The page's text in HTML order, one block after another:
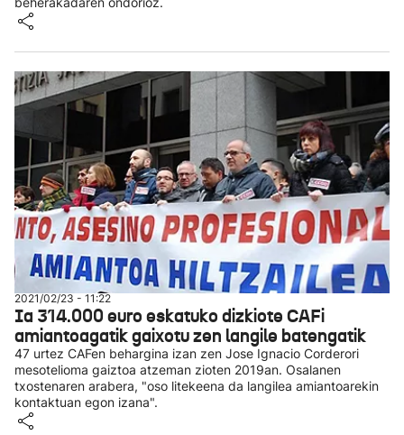
2021/02/23 - 11:22
Ia 314.000 euro eskatuko dizkiote CAFi
amiantoagatik gaixotu zen langile batengatik
47 urtez CAFen behargina izan zen Jose Ignacio Corderori
mesotelioma gaiztoa atzeman zioten 2019an. Osalanen
txostenaren arabera, "oso litekeena da langilea amiantoarekin
kontaktuan egon izana".